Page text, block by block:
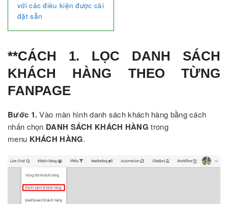
với các điều kiện được cài
đặt sẵn
**CÁCH 1. LỌC DANH SÁCH
KHÁCH HÀNG THEO TỪNG
FANPAGE
Bước 1.Vào màn hình danh sách khách hàng bằng cách
nhấn chọn DANH SÁCH KHÁCH HÀNG trong
menu KHÁCH HÀNG.